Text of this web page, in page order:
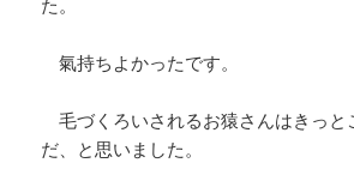
た。
氣持ちよかったです。
毛づくろいされるお猿さんはきっと
だ、と思いました。